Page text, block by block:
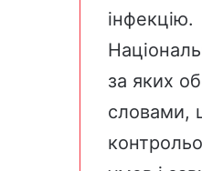
інфекцію.
за яких
словами,